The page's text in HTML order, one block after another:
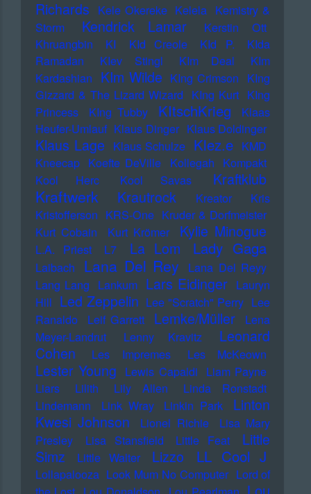
Richards Kele Okereke Kelela Kemistry &
Storm
Kendrick Lamar
Kerstin Ott
Khruangbin
KI KId Creole KId P.
KIda
Ramadan
KIev Stingl KIm Deal
KIm
Kardashian KIm Wilde KIng Crimson KIng
Gizzard & The Lizard Wizard KIng Kurt KIng
Princess
KIng Tubby KItschKrieg
Klaas
Heufer-Umlauf Klaus Dinger Klaus Doldinger
Klaus Lage Klaus Schulze Klez.e KMD
Kneecap Koefte DeVille Kollegah Kompakt
Kool Herc
Kool Savas Kraftklub
Kraftwerk Krautrock Kreator
Kris
Kristofferson KRS-One Kruder & Dorfmeister
Kurt Cobain
Kurt Krömer Kylie Minogue
L.A. Priest L7 La Lom Lady Gaga
Laibach Lana Del Rey
Lana Del Reyy
Lang Lang Lankum Lars Eidinger Lauryn
Hill Led Zeppelin Lee "Scratch" Perry Lee
Ranaldo
Leif Garrett Lemke/Müller
Lena
Meyer-Landrut
Lenny Kravitz
Leonard
Cohen
Les Impremes Les McKeown
Lester Young Lewis Capaldi Liam Payne
Liars
Lilith Lily Allen
Linda Ronstadt
Lindemann
Link Wray Linkin Park
Linton
Kwesi Johnson
Lionel Richie
Lisa Mary
Presley
Lisa Stansfield Little Feat
Little
Simz
Little Walter Lizzo LL Cool J
Lollapalooza Look Mum No Computer Lord of